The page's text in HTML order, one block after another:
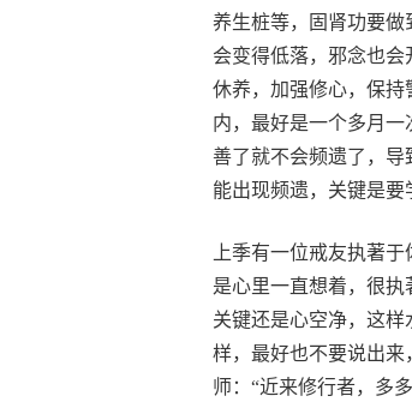
养生桩等，固肾功要
会变得低落，邪念也
休养，加强修心，保持
内，最好是一个多月
善了就不会频遗了，
能出现频遗，关键是要
上季有一位戒友执著
是心里一直想着，很执
关键还是心空净，这
样，最好也不要说出
师：“近来修行者，多